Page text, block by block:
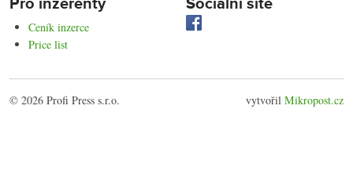
Ceník inzerce
Price list
© 2026 Profi Press s.r.o. vytvořil Mikropost.cz